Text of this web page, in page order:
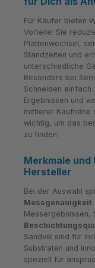
Für Käufer bieten
Vorteile: Sie
Plattenwechsel,
Standzeiten und
unterschiedliche
Besonders bei
Schneiden einfach
Ergebnissen und
mittlerer Kaufnähe
wichtig, um das
zu finden.
Merkmale
Hersteller
Bei der Auswahl
Messgenauigkeit
Messergebnissen,
Sandvik sind für
Substraten und
speziell für